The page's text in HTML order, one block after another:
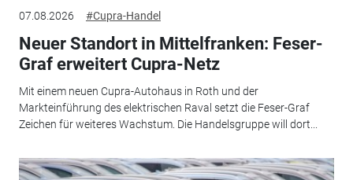
07.08.2026 #Cupra-Handel
Neuer Standort in Mittelfranken: Feser-
Graf erweitert Cupra-Netz
Mit einem neuen Cupra-Autohaus in Roth und der
Markteinführung des elektrischen Raval setzt die Feser-Graf
Zeichen für weiteres Wachstum. Die Handelsgruppe will dort...